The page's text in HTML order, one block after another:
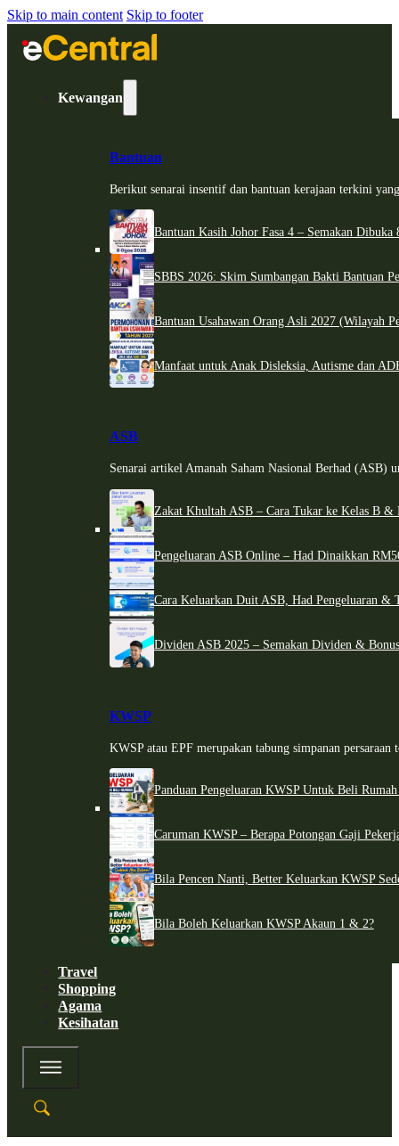
Skip to main content Skip to footer
Kewangan
Bantuan
Berikut senarai insentif dan bantuan kerajaan terkini
Bantuan Kasih Johor Fasa 4 – Semakan
SBBS 2026: Skim Sumbangan Bakti Bantuan
Bantuan Usahawan Orang Asli 2027 (Wilayah
Manfaat untuk Anak Disleksia, Autisme dan
ASB
Senarai artikel Amanah Saham Nasional Berhad (ASB)
Zakat Khultah ASB – Cara Tukar ke Kelas B &
Pengeluaran ASB Online – Had Dinaikkan
Cara Keluarkan Duit ASB, Had Pengeluaran &
Dividen ASB 2025 – Semakan Dividen &
KWSP
KWSP atau EPF merupakan tabung simpanan persaraan
Panduan Pengeluaran KWSP Untuk Beli
Caruman KWSP – Berapa Potongan Gaji
Bila Pencen Nanti, Better Keluarkan KWSP
Bila Boleh Keluarkan KWSP Akaun 1 & 2?
Travel
Shopping
Agama
Kesihatan